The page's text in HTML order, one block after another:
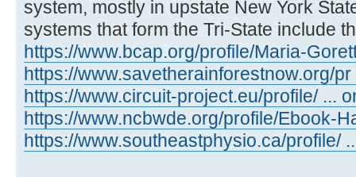
system, mostly in upstate New York
systems that form the Tri-State include
https://www.bcap.org/profile/Maria-
https://www.savetherainforestnow.org/
https://www.circuit-project.eu/profile/ ...
https://www.ncbwde.org/profile/Ebook-
https://www.southeastphysio.ca/profile/